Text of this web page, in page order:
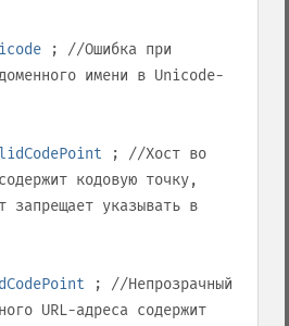
; //Ошибка при
имени в Unicode-
; //Хост во
кодовую точку,
запрещает указывать в
; //Непрозрачный
URL-адреса содержит